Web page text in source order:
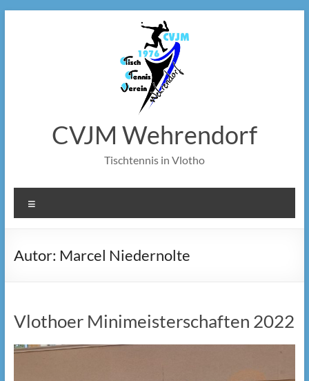
CVJM Wehrendorf
Tischtennis in Vlotho
Autor: Marcel Niedernolte
Vlothoer Minimeisterschaften 2022